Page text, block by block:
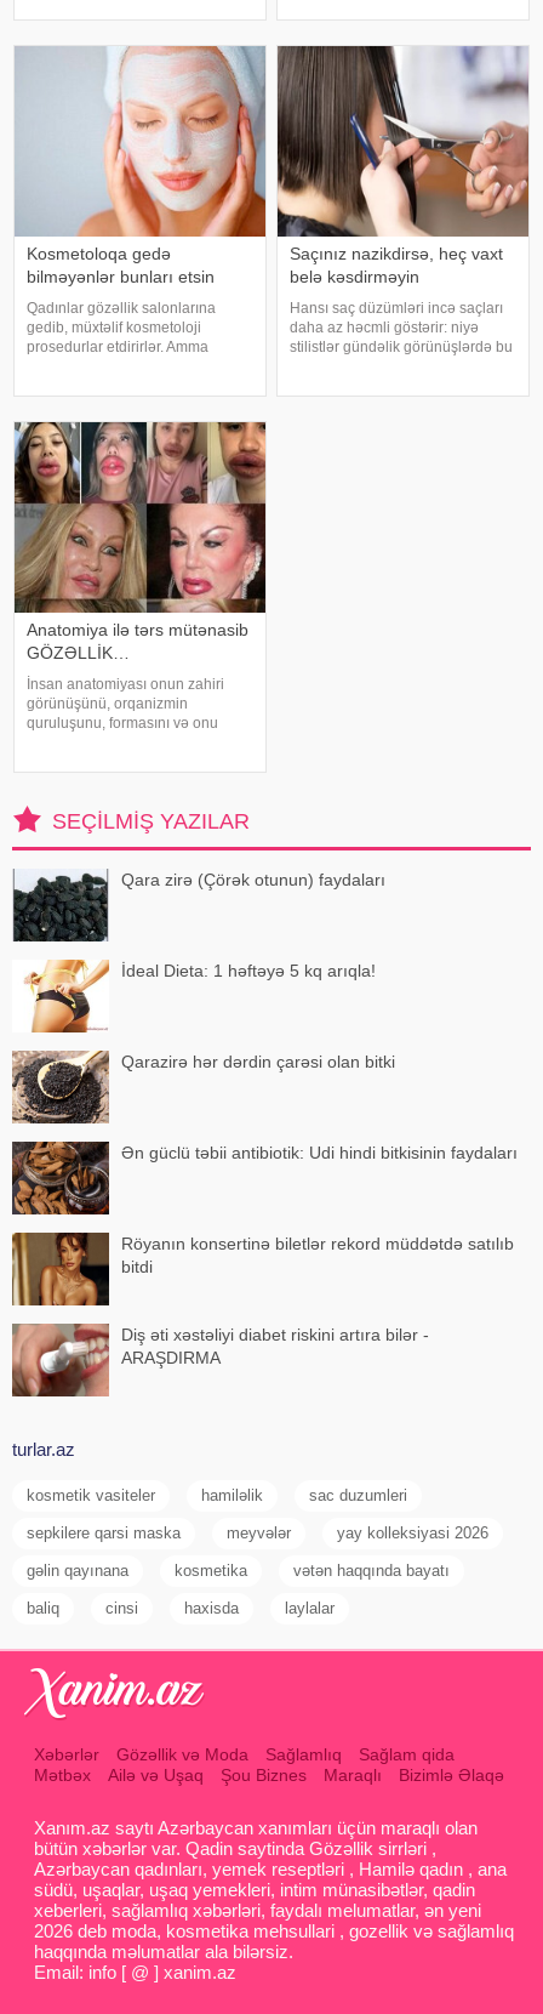
deyirlər ki, düzgün saç düzüm
üçün vacibdir. Dəri baxımının
əsasları yalnız kosmeti
Kosmetoloqa gedə
bilməyənlər bunları etsin
Qadınlar gözəllik salonlarına
gedib, müxtəlif kosmetoloji
prosedurlar etdirirlər. Amma
prosedurlarla yanaşı üzə ev
şəraitind
Saçınız nazikdirsə, heç vaxt
belə kəsdirməyin
Hansı saç düzümləri incə saçları
daha az həcmli göstərir: niyə
stilistlər gündəlik görünüşlərdə bu
Anatomiya ilə tərs mütənasib
GÖZƏLLİK…
İnsan anatomiyası onun zahiri
görünüşünü, orqanizmin
quruluşunu, formasını və onu
öyrənir. Anatomiya morfoloj
SEÇILMIŞ YAZILAR
Qara zirə (Çörək otunun) faydaları
İdeal Dieta: 1 həftəyə 5 kq arıqla!
Qarazirə hər dərdin çarəsi olan bitki
Ən güclü təbii antibiotik: Udi hindi bitkisinin faydaları
Röyanın konsertinə biletlər rekord müddətdə satılıb
bitdi
Diş əti xəstəliyi diabet riskini artıra bilər -
ARAŞDIRMA
turlar.az
kosmetik vasiteler hamiləlik sac duzumleri
sepkilere qarsi maska meyvələr yay kolleksiyasi 2026
gəlin qayınana kosmetika vətən haqqında bayatı
baliq cinsi haxisda laylalar
Xəbərlər Gözəllik və Moda Sağlamlıq
Sağlam qida
Mətbəx
Ailə və Uşaq Şou Biznes Maraqlı Bizimlə Əlaqə
Xanım.az saytı Azərbaycan xanımları üçün maraqlı olan
bütün xəbərlər var. Qadin saytinda Gözəllik sirrləri ,
Azərbaycan qadınları, yemek reseptləri , Hamilə qadın , ana
südü, uşaqlar, uşaq yemekleri, intim münasibətlər, qadin
xeberleri, sağlamlıq xəbərləri, faydalı melumatlar, ən yeni
2026 deb moda, kosmetika mehsullari , gozellik və sağlamlıq
haqqında məlumatlar ala bilərsiz.
Email: info [ @ ] xanim.az